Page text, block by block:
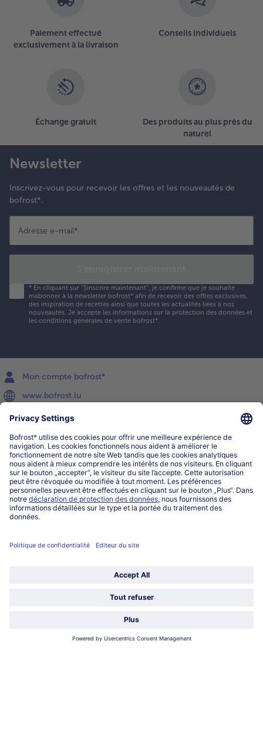
Paiement effectué
exclusivement à la livraison
Conseils individuels
Échange gratuit
Des produits au plus près du
naturel
Newsletter
Inscrivez-vous pour recevoir les offres et les nouveautés de
bofrost*.
Adresse e-mail*
* En cliquant sur "Sinscrire maintenant", je confirme que je souhaite
mabonner à la newsletter bofrost* afin de recevoir des offres exclusives,
des inspiration de recettes ainsi que toutes les actualités liées à nos
nouveautés. Je accepte les informations sur la protection des données et
les conditions générales de vente bofrost*.
Mon compte bofrost*
www.bofrost.lu
service@bofrost.lu
027863232
Lu-ve : 8h-20h Sa : 10h-16h
Service
Qui sommes-nous?